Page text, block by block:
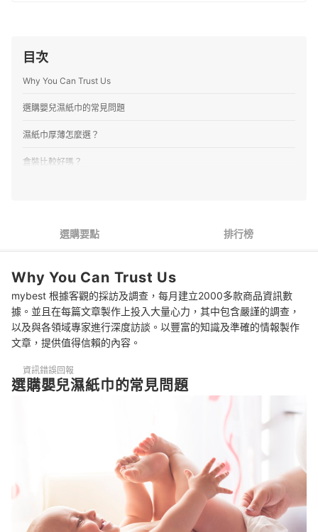
目次
Why You Can Trust Us
選購嬰兒濕紙巾的常見問題
濕紙巾厚薄怎麼選？
盒裝比較好嗎？
開箱28款人氣日本嬰兒濕紙巾
推薦十大日本嬰兒濕紙巾人氣排行榜
總結
選購要點 排行榜
Why You Can Trust Us
mybest 根據客觀的採訪及調查，每月建立2000多款商品資訊數
據。並且在每篇文章製作上投入大量心力，其中包含嚴謹的調查，
以及與各領域專家進行深度訪談。以豐富的知識及準確的情報製作
文章，提供值得信賴的內容。
資訊錯誤回報
選購嬰兒濕紙巾的常見問題